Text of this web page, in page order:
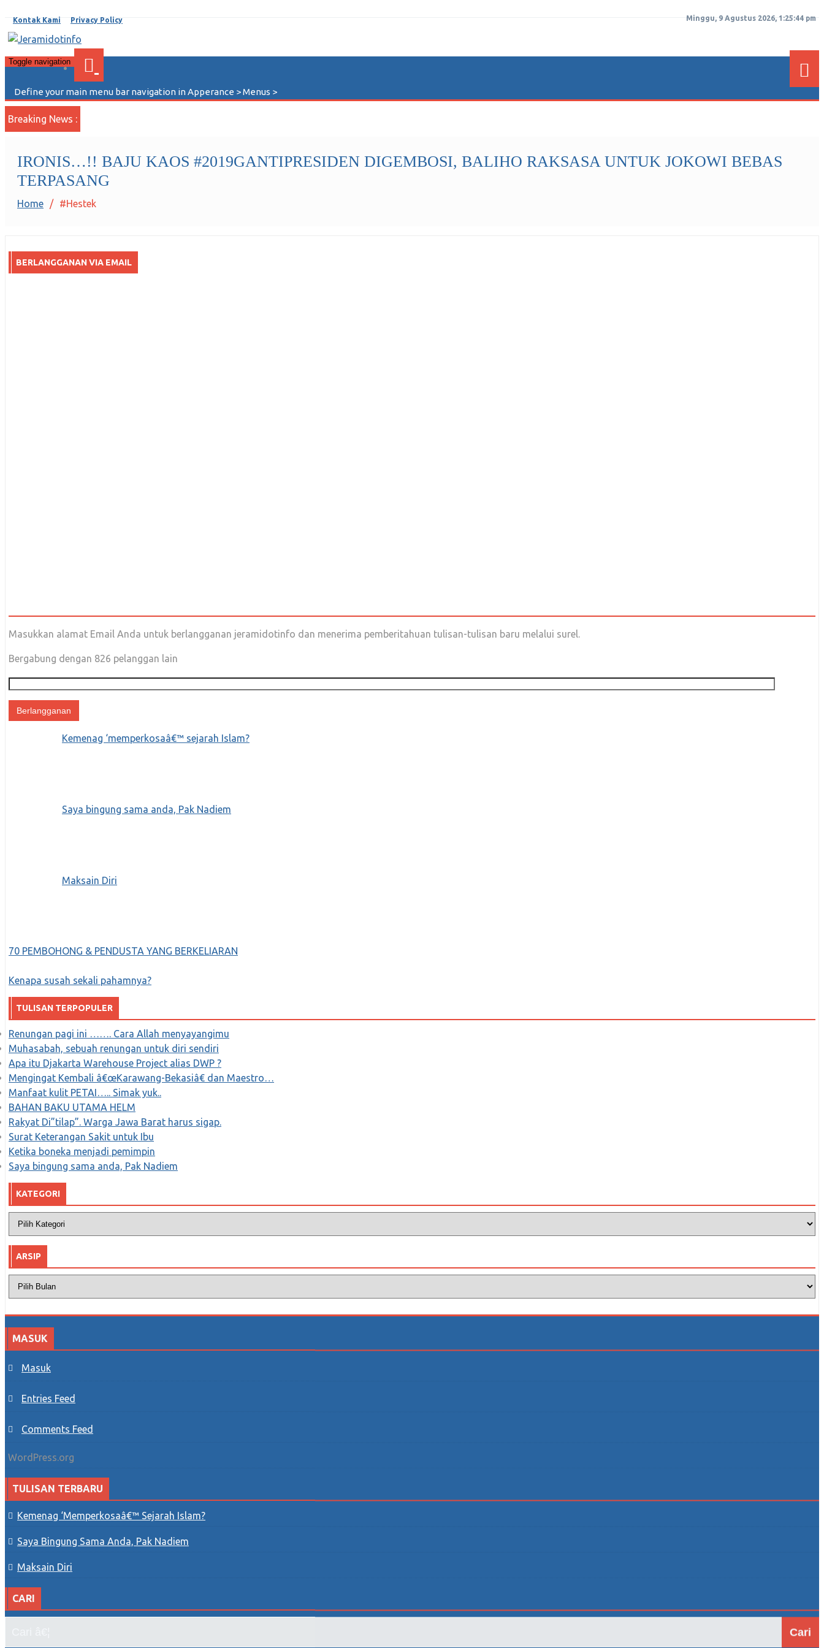
Kontak Kami Privacy Policy Minggu, 9 Agustus 2026, 1:25:45 pm
JERAMIDOTINFO
Berita dan Informasi Terkini
Toggle navigation
Define your main menu bar navigation in Apperance > Menus >
Breaking News :
IRONIS…!! BAJU KAOS #2019GANTIPRESIDEN DIGEMBOSI, BALIHO RAKSASA UNTUK JOKOWI BEBAS
TERPASANG
Home #Hestek
BERLANGGANAN VIA EMAIL
Masukkan alamat Email Anda untuk berlangganan jeramidotinfo dan menerima pemberitahuan tulisan-tulisan baru melalui surel.
Bergabung dengan 826 pelanggan lain
email
Kemenag ‘memperkosaâ€™ sejarah Islam?
Saya bingung sama anda, Pak Nadiem
Maksain Diri
70 PEMBOHONG & PENDUSTA YANG BERKELIARAN
Kenapa susah sekali pahamnya?
TULISAN TERPOPULER
Renungan pagi ini ……. Cara Allah menyayangimu
Muhasabah, sebuah renungan untuk diri sendiri
Apa itu Djakarta Warehouse Project alias DWP ?
Mengingat Kembali â€œKarawang-Bekasiâ€ dan Maestro…
Manfaat kulit PETAI….. Simak yuk..
BAHAN BAKU UTAMA HELM
Rakyat Di”tilap”. Warga Jawa Barat harus sigap.
Surat Keterangan Sakit untuk Ibu
Ketika boneka menjadi pemimpin
Saya bingung sama anda, Pak Nadiem
KATEGORI
Kategori
ARSIP
Arsip
MASUK
Masuk
Entries Feed
Comments Feed
WordPress.org
TULISAN TERBARU
Kemenag ‘memperkosaâ€™ Sejarah Islam?
Saya Bingung Sama Anda, Pak Nadiem
Maksain Diri
CARI